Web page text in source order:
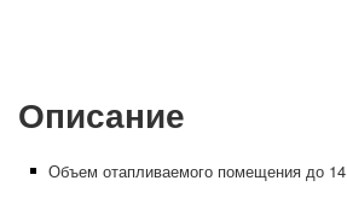
Описание
Объем отапливаемого помещения до 14